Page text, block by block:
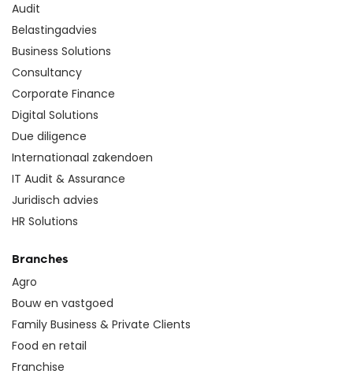
Audit
Belastingadvies
Business Solutions
Consultancy
Corporate Finance
Digital Solutions
Due diligence
Internationaal zakendoen
IT Audit & Assurance
Juridisch advies
HR Solutions
Branches
Agro
Bouw en vastgoed
Family Business & Private Clients
Food en retail
Franchise